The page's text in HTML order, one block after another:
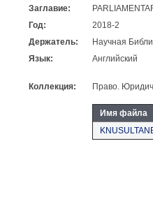
Заглавие:
Год:
2018-2
Держатель:
Научная
Язык:
Английский
Коллекция: Право.
Имя файла